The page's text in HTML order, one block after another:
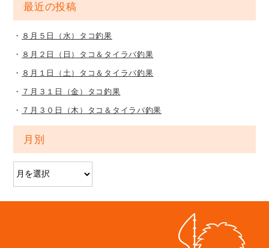
最近の投稿
８月５日（水）タコ釣果
８月２日（日）タコ＆タイラバ釣果
８月１日（土）タコ＆タイラバ釣果
７月３１日（金）タコ釣果
７月３０日（木）タコ＆タイラバ釣果
月別